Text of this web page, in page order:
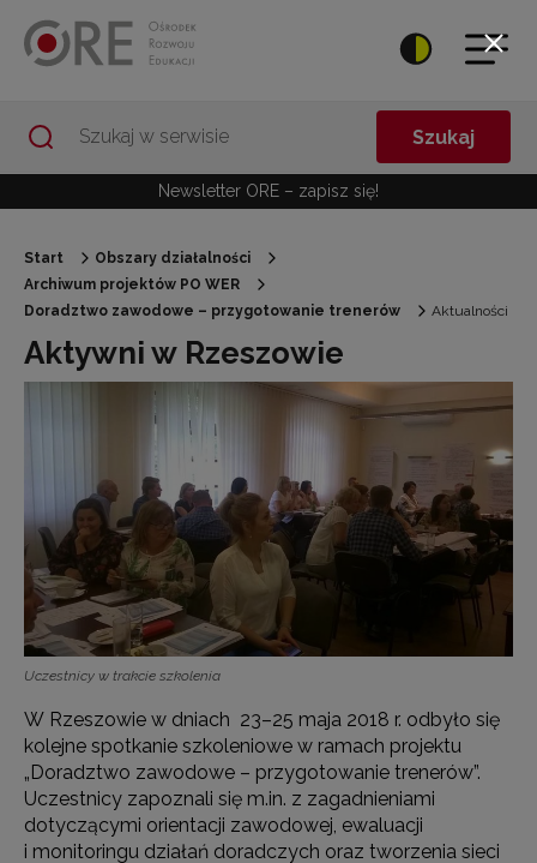
Szukaj
Newsletter ORE – zapisz się!
Start
Obszary działalności
Archiwum projektów PO WER
Doradztwo zawodowe – przygotowanie trenerów
Aktualności
Aktywni w Rzeszowie
Uczestnicy w trakcie szkolenia
W Rzeszowie w dniach 23–25 maja 2018 r. odbyło się
kolejne spotkanie szkoleniowe w ramach projektu
„Doradztwo zawodowe – przygotowanie trenerów”.
Uczestnicy zapoznali się m.in. z zagadnieniami
dotyczącymi orientacji zawodowej, ewaluacji
i monitoringu działań doradczych oraz tworzenia sieci